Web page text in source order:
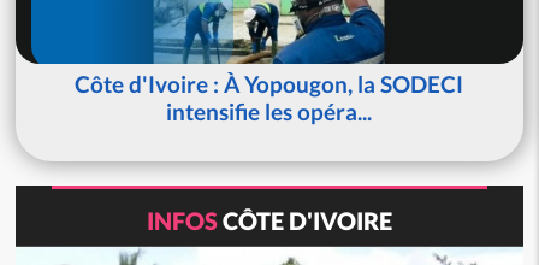
Côte d'Ivoire : À Yopougon, la SODECI
intensifie les opéra...
INFOSCÔTE D'IVOIRE